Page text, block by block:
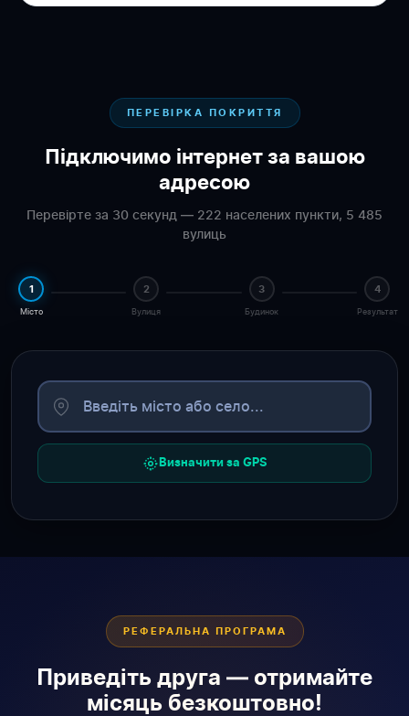
ПЕРЕВІРКА ПОКРИТТЯ
Підключимо інтернет за вашою
адресою
Перевірте за 30 секунд — 222 населених пункти, 5 485
вулиць
1
Місто
2
Вулиця
3
Будинок
4
Результат
Визначити за GPS
РЕФЕРАЛЬНА ПРОГРАМА
Приведіть друга — отримайте
місяць безкоштовно!